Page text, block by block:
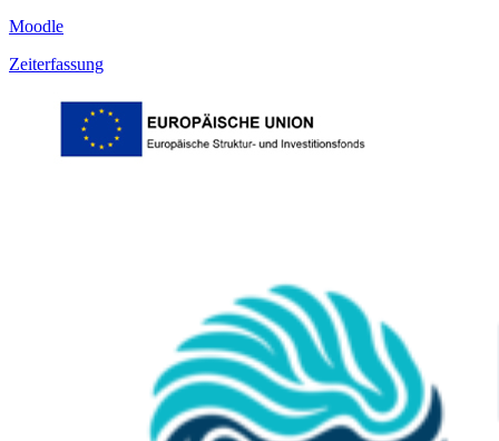
Energiewirtschaft, kommunale Vertreterinnen und Vertreter,
Studierende und Interessierte, die sich über den aktuellen Stand von
Wissenschaft und Technik und die Anwendungen in der Praxis
Das 33. REGWA-Symposium wird vom03. bis 05. November
in Stralsund stattfinden.
Moodle
Zeiterfassung